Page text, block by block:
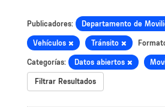
Publicadores: Departamento de
Vehículos Tránsito
Categorías: Datos abiertos
Filtrar Resultados